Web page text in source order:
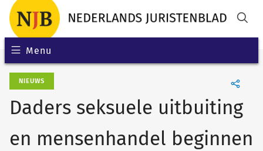
Menu
NIEUWS
Daders seksuele uitbuiting
en mensenhandel beginnen